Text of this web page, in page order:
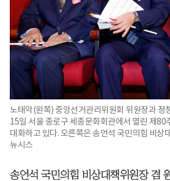
노태악(왼쪽) 중앙선거관리위원회 위원장과 정
15일 서울 종로구 세종문화회관에서 열린 제80
대화하고 있다. 오른쪽은 송언석 국민의힘 비상
뉴시스
송언석 국민의힘 비상대책위원장 겸